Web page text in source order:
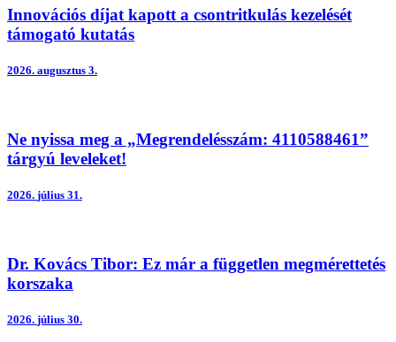
Innovációs díjat kapott a csontritkulás kezelését
támogató kutatás
2026. augusztus 3.
Ne nyissa meg a „Megrendelésszám: 4110588461”
tárgyú leveleket!
2026. július 31.
Dr. Kovács Tibor: Ez már a független megmérettetés
korszaka
2026. július 30.